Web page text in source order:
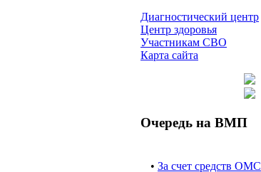
Диагностический центр
Центр здоровья
Участникам СВО
Карта сайта
Очередь на ВМП
• За счет средств ОМС